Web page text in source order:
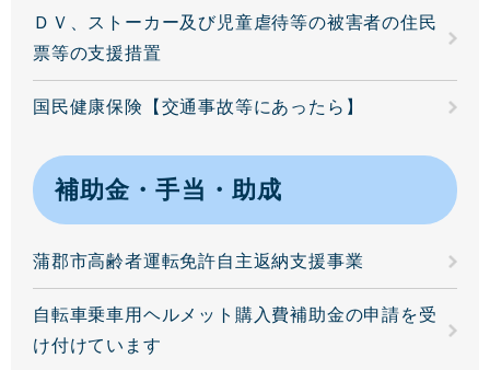
ＤＶ、ストーカー及び児童虐待等の被害者の住民
票等の支援措置
国民健康保険【交通事故等にあったら】
補助金・手当・助成
蒲郡市高齢者運転免許自主返納支援事業
自転車乗車用ヘルメット購入費補助金の申請を受
け付けています